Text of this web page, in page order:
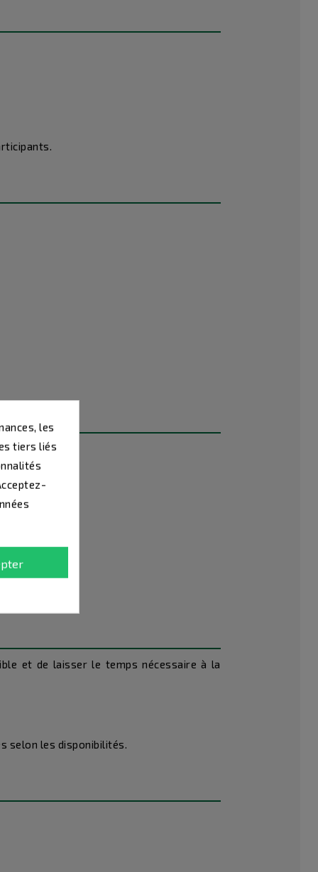
et de laisser le temps nécessaire à la
selon les disponibilités.
les
tiers liés